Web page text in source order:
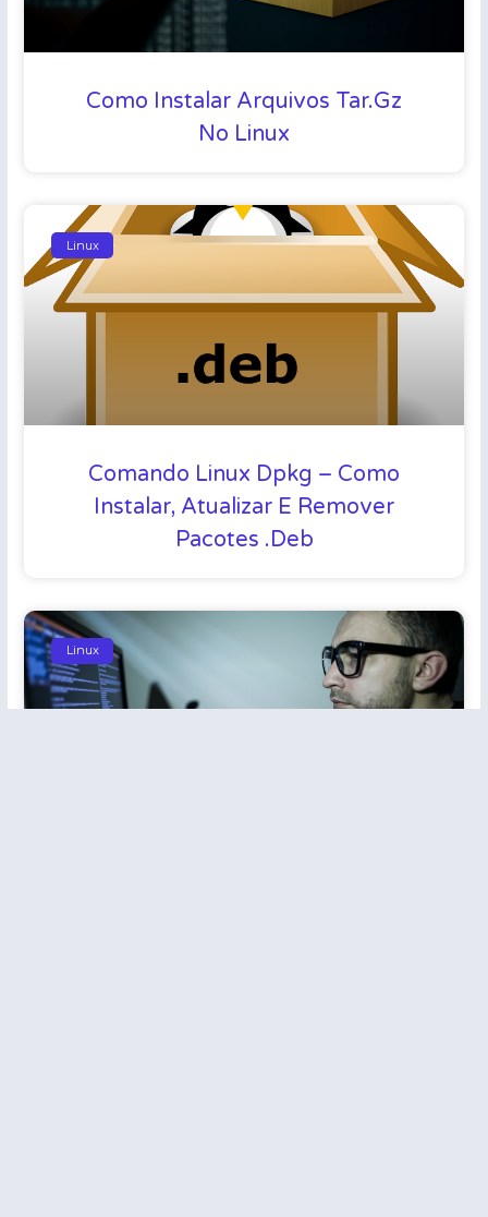
Como Instalar Arquivos Tar.gz
No Linux
Linux
Comando Linux Dpkg – Como
Instalar, Atualizar E Remover
Pacotes .deb
Linux